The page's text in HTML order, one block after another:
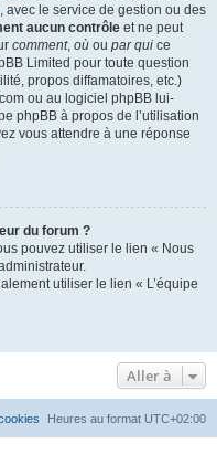
avec le service de gestion ou des
aucun contrôle et ne peut
comment, où ou par qui ce
Limited pour toute question
propos diffamatoires, etc.)
ou au logiciel phpBB lui-
phpBB à propos de l’utilisation
vous attendre à une réponse
du forum ?
pouvez utiliser le lien « Nous
utiliser le lien « L’équipe
Aller à
Heures au format UTC+02:00